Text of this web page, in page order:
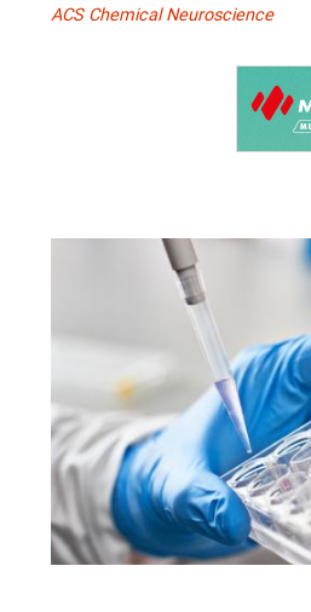
ACS Chemical Neuroscience